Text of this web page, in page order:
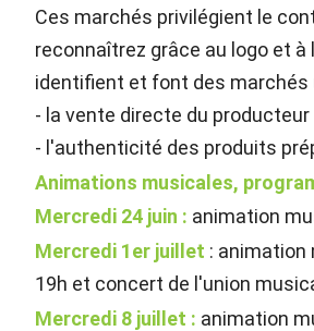
Ces marchés privilégient le
reconnaîtrez grâce au logo et
identifient et font des marchés
- la vente directe du
- l'authenticité des produits
Animations musicales,
Mercredi 24 juin : animation
Mercredi 1er juillet : animation
19h et concert de l'union
Mercredi 8 juillet : animation